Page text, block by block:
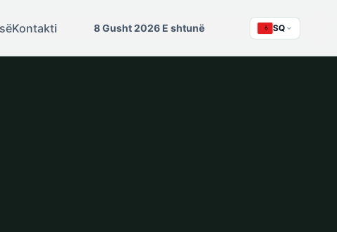
Kontakti 8 Gusht 2026 E shtunë SQ